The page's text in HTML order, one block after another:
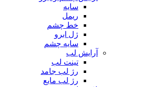
سایه
ریمل
خط چشم
ژل ابرو
سایه چشم
آرایش لب
تینت لب
رژ لب جامد
رژ لب مایع